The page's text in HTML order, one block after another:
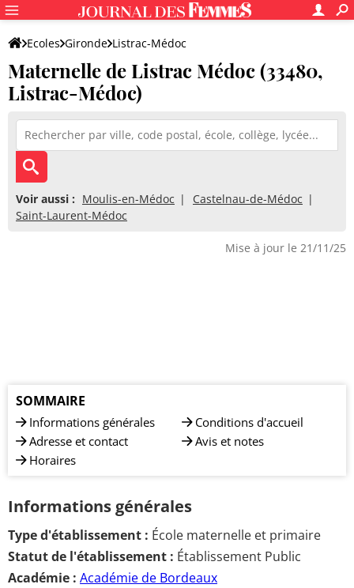
Ecoles Gironde Listrac-Médoc
Maternelle de Listrac Médoc
Maternelle de Listrac Médoc (33480,
Listrac-Médoc)
Voir aussi : Moulis-en-Médoc
Castelnau-de-Médoc
Saint-Laurent-Médoc
Mise à jour le 21/11/25
SOMMAIRE
Informations générales
Adresse et contact
Horaires
Conditions d'accueil
Avis et notes
Informations générales
Type d'établissement : École maternelle et primaire
Statut de l'établissement : Établissement Public
Académie : Académie de Bordeaux